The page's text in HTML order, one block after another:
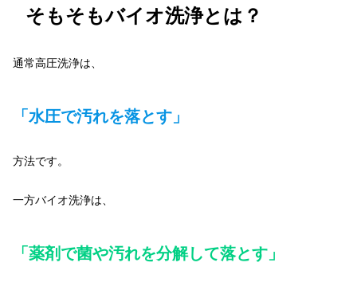
そもそもバイオ洗浄とは？
通常高圧洗浄は、
「水圧で汚れを落とす」
方法です。
一方バイオ洗浄は、
「薬剤で菌や汚れを分解して落とす」